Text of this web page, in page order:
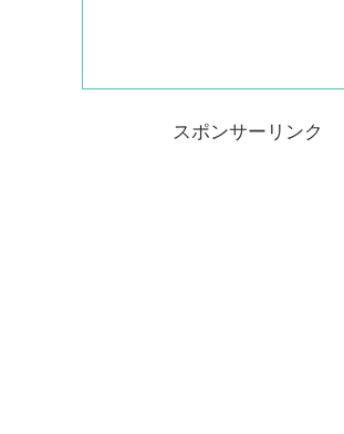
スポンサーリンク